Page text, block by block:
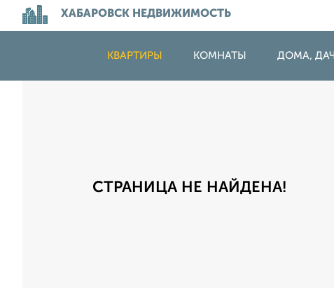
ХАБАРОВСК НЕДВИЖИМОСТЬ
КВАРТИРЫ КОМНАТЫ ДОМА,
СТРАНИЦА НЕ НАЙДЕНА!